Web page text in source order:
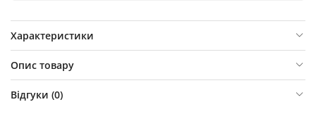
Характеристики
Опис товару
Відгуки (0)